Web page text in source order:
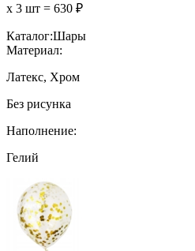
х 3 шт = 630 ₽
Каталог:Шары
Материал:
Латекс, Хром
Без рисунка
Наполнение:
Гелий